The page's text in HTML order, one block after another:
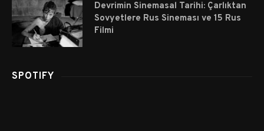
Devrimin Sinemasal Tarihi: Çarlıktan
Sovyetlere Rus Sineması ve 15 Rus
Filmi
SPOTIFY